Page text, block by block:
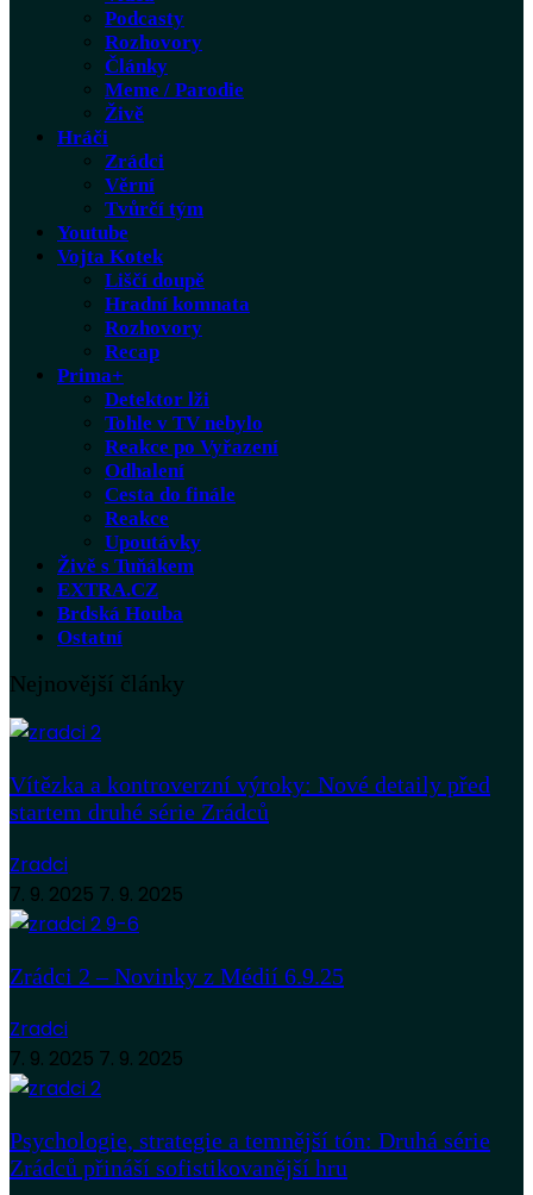
Podcasty
Rozhovory
Články
Meme / Parodie
Živě
Hráči
Zrádci
Věrní
Tvůrčí tým
Youtube
Vojta Kotek
Liščí doupě
Hradní komnata
Rozhovory
Recap
Prima+
Detektor lži
Tohle v TV nebylo
Reakce po Vyřazení
Odhalení
Cesta do finále
Reakce
Upoutávky
Živě s Tuňákem
EXTRA.CZ
Brdská Houba
Ostatní
Nejnovější články
Vítězka a kontroverzní výroky: Nové detaily před
startem druhé série Zrádců
Zradci
7. 9. 2025 7. 9. 2025
Zrádci 2 – Novinky z Médií 6.9.25
Zradci
7. 9. 2025 7. 9. 2025
Psychologie, strategie a temnější tón: Druhá série
Zrádců přináší sofistikovanější hru